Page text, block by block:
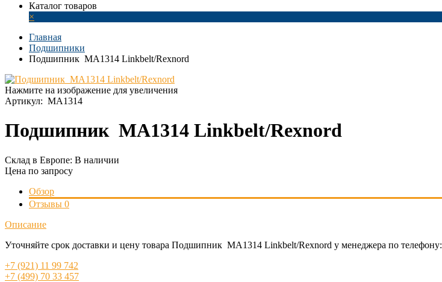
Каталог товаров
×
Главная
Подшипники
Подшипник MA1314 Linkbelt/Rexnord
Нажмите на изображение для увеличения
Артикул: MA1314
Подшипник MA1314 Linkbelt/Rexnord
Склад в Европе: В наличии
Цена по запросу
Обзор
Отзывы 0
Описание
Уточняйте срок доставки и цену товара Подшипник MA1314 Linkbelt/Rexnord у менеджера по телефону:
+7 (921) 11 99 742
+7 (499) 70 33 457